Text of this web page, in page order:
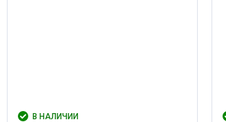
В НАЛИЧИИ